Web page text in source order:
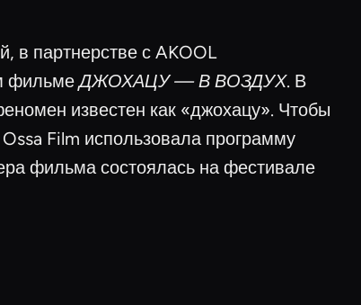
в партнерстве с AKOOL
фильмеДЖОХАЦУ — В ВОЗДУХ. В
известен как «джохацу». Чтобы
Film использовала программу
фильма состоялась на фестивале